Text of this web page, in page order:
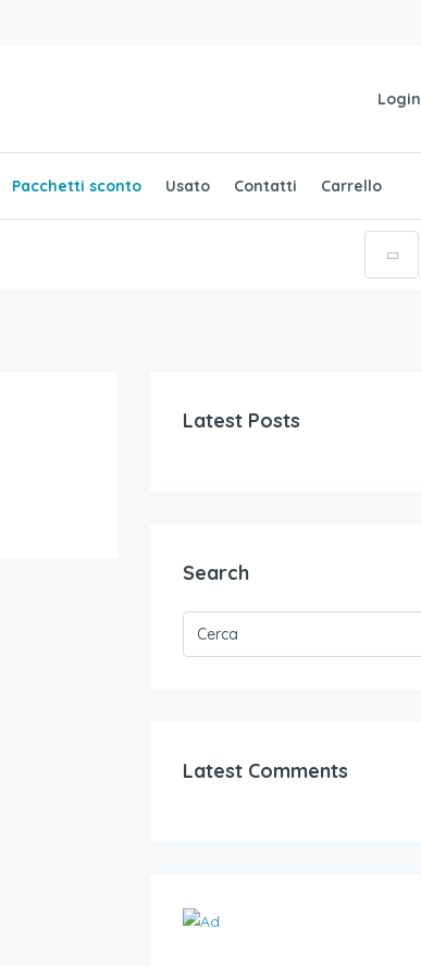
Login
Pacchetti sconto Usato Contatti Carrello
Latest Posts
Search
Latest Comments